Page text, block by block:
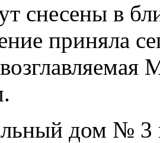
снесены в
приняла
дом № 3